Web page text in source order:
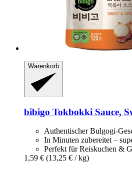
Warenkorb
bibigo Tokbokki Sauce,
Authentischer Bulgogi-
In Minuten zubereitet –
Perfekt für Reiskuchen &
1,59 € (13,25 € / kg)